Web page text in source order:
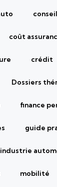
coût
crédit
Dossiers
finance
guide
industrie
mobilité